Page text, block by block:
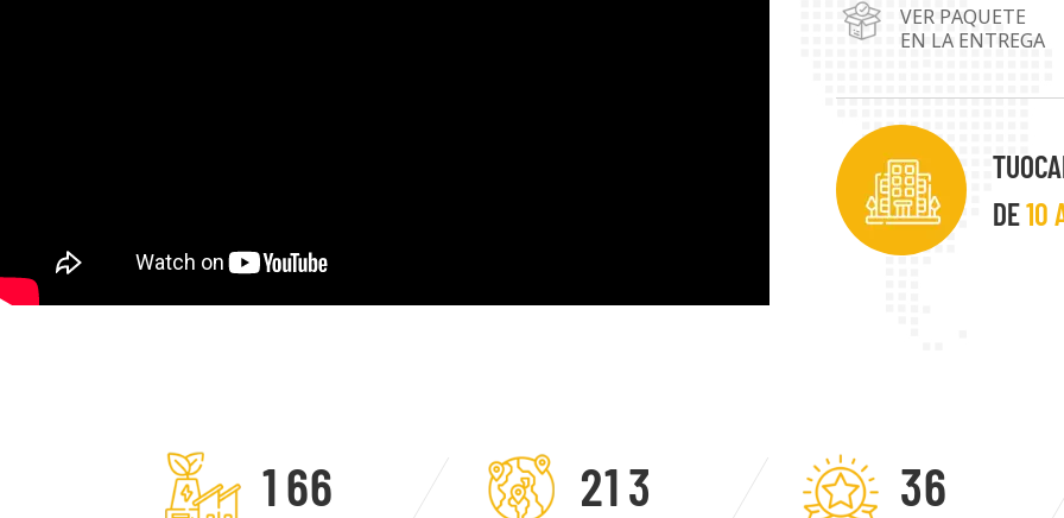
cuero, cosméticos,
decorativos, entre
prioridad. Buscamos
beneficioso con nuestros
VER PAQUETE
EN LA ENTREGA
DE10
166 213 36